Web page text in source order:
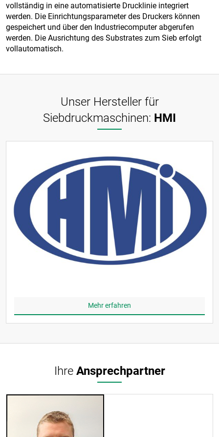
vollständig in eine automatisierte Drucklinie integriert
werden. Die Einrichtungsparameter des Druckers können
gespeichert und über den Industriecomputer abgerufen
werden. Die Ausrichtung des Substrates zum Sieb erfolgt
vollautomatisch.
Unser Hersteller für
Siebdruckmaschinen: HMI
Mehr erfahren
IhreAnsprechpartner